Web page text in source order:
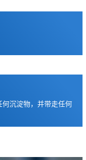
沉淀物，并带走任何